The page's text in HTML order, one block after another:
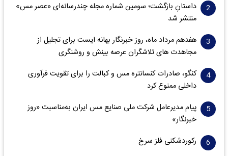
داستانِ بازگشت؛ سومین شماره مجله چندرسانه‌ای «عصر مس»
منتشر شد
هفدهم مرداد ماه، روز خبرنگار بهانه ایست برای تجلیل از
مجاهدت های تلاشگران عرصه بینش و روشنگری
کنگو، صادرات کنسانتره مس و کبالت را برای تقویت فرآوری
داخلی ممنوع کرد
پیام مدیرعامل شرکت ملی صنایع مس ایران به‌مناسبت «روز
خبرنگار»
رکوردشکنی فلز سرخ